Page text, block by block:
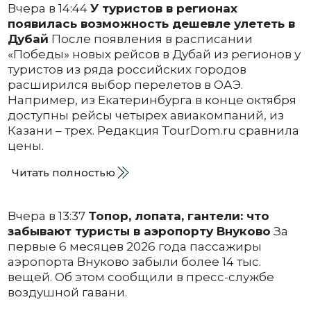
Вчера в 14:44 У туристов в регионах
появилась возможность дешевле улететь в
Дубай После появления в расписании
«Победы» новых рейсов в Дубай из регионов у
туристов из ряда российских городов
расширился выбор перелетов в ОАЭ.
Например, из Екатеринбурга в конце октября
доступны рейсы четырех авиакомпаний, из
Казани – трех. Редакция TourDom.ru сравнила
цены.
Читать полностью
Вчера в 13:37 Топор, лопата, гантели: что
забывают туристы в аэропорту Внуково За
первые 6 месяцев 2026 года пассажиры
аэропорта Внуково забыли более 14 тыс.
вещей. Об этом сообщили в пресс-службе
воздушной гавани.